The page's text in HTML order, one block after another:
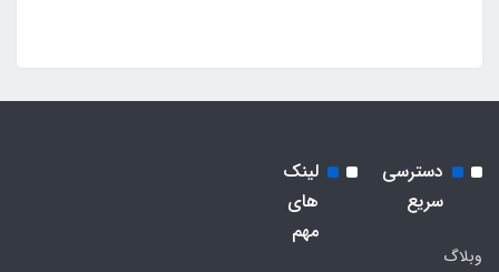
دسترسی
سریع
وبلاگ
لینک
های
مهم